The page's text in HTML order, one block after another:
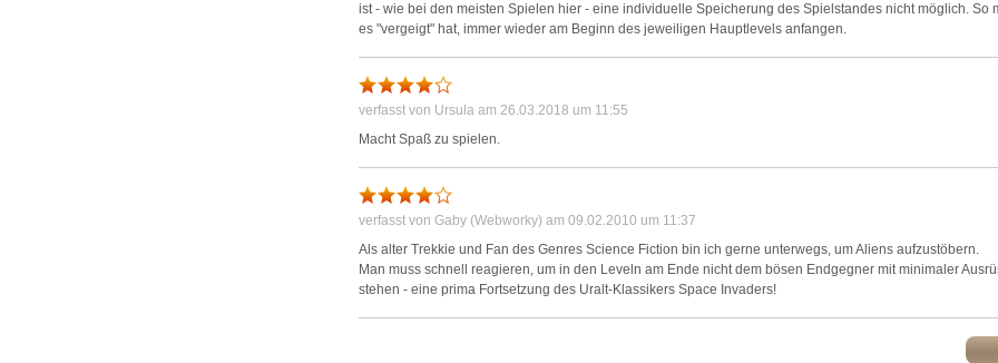
ist - wie bei den meisten Spielen hier - eine individuelle Speicherung des Spielstandes nicht möglich. So
es "vergeigt" hat, immer wieder am Beginn des jeweiligen Hauptlevels anfangen.
verfasst von Ursula am 26.03.2018 um 11:55
Macht Spaß zu spielen.
verfasst von Gaby (Webworky) am 09.02.2010 um 11:37
Als alter Trekkie und Fan des Genres Science Fiction bin ich gerne unterwegs, um Aliens aufzustöbern.
Man muss schnell reagieren, um in den Leveln am Ende nicht dem bösen Endgegner mit minimaler
stehen - eine prima Fortsetzung des Uralt-Klassikers Space Invaders!